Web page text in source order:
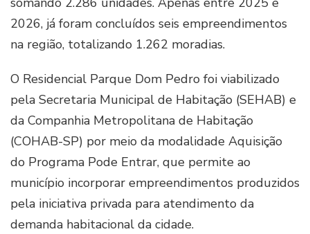
2026, já foram concluídos seis empreendimentos
na região, totalizando 1.262 moradias.
O Residencial Parque Dom Pedro foi viabilizado
pela Secretaria Municipal de Habitação (SEHAB) e
da Companhia Metropolitana de Habitação
(COHAB-SP) por meio da modalidade Aquisição
do Programa Pode Entrar, que permite ao
município incorporar empreendimentos produzidos
pela iniciativa privada para atendimento da
demanda habitacional da cidade.